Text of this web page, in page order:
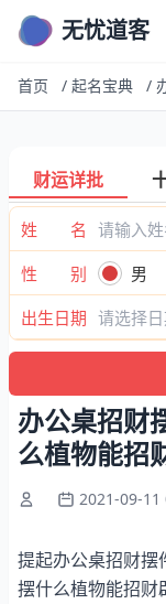
无忧道客
首页 / 起名宝典 /
财运详批
姓 名
性 别
男
出生日期
办公桌招财
么植物能招
2021-09-11
提起办公桌招财摆
摆什么植物能招财